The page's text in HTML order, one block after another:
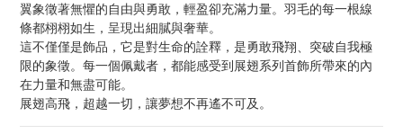
翼象徵著無懼的自由與勇敢，輕盈卻充滿力量。羽毛的每一根線
條都栩栩如生，呈現出細膩與奢華。
這不僅僅是飾品，它是對生命的詮釋，是勇敢飛翔、突破自我極
限的象徵。每一個佩戴者，都能感受到展翅系列首飾所帶來的內
在力量和無盡可能。
展翅高飛，超越一切，讓夢想不再遙不可及。